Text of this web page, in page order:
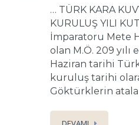
… TÜRK KARA
KURULUŞ YILI
İmparatoru Mete
olan M.Ö. 209 yılı
Haziran tarihi
kuruluş tarihi
Göktürklerin